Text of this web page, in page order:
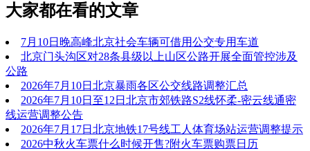
大家都在看的文章
7月10日晚高峰北京社会车辆可借用公交专用车道
北京门头沟区对28条县级以上山区公路开展全面管控涉及
公路
2026年7月10日北京暴雨各区公交线路调整汇总
2026年7月10日至12日北京市郊铁路S2线怀柔-密云线通密
线运营调整公告
2026年7月17日北京地铁17号线工人体育场站运营调整提示
2026中秋火车票什么时候开售?附火车票购票日历